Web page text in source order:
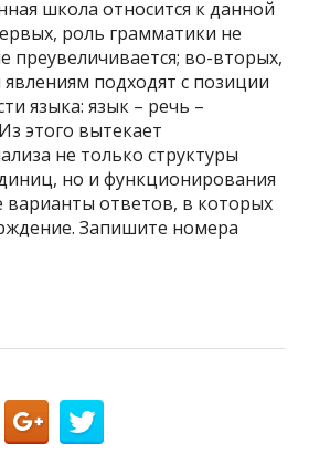
школа относится к данной
роль грамматики не
преувеличивается; во-вторых,
подходят с позиции
языка: язык – речь –
этого вытекает
не только структуры
но и функционирования
варианты ответов, в которых
Запишите номера